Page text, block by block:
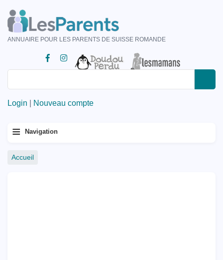
au
contenu
principal
ANNUAIRE POUR LES PARENTS DE SUISSE ROMANDE
Login Nouveau compte
Menu
≡ Navigation
Fil
Accueil